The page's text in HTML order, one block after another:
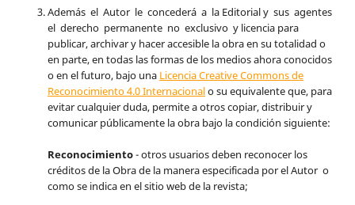
Además el Autor le concederá a la Editorial y sus agentes
el derecho permanente no exclusivo y licencia para
publicar, archivar y hacer accesible la obra en su totalidad o
en parte, en todas las formas de los medios ahora conocidos
o en el futuro, bajo una Licencia Creative Commons de
Reconocimiento 4.0 Internacionalo su equivalente que, para
evitar cualquier duda, permite a otros copiar, distribuir y
comunicar públicamente la obra bajo la condición siguiente:
Reconocimiento- otros usuarios deben reconocer los
créditos de la Obra de la manera especificada por el Autor o
como se indica en el sitio web de la revista;